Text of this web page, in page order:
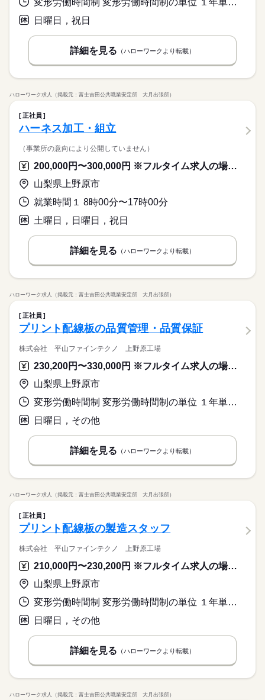
変形労働時間制 変形労働時間制の単位 １年単位 就業時間１ 8時00分〜17時00分 就業時間に関する特記事項 実働５時間（休憩６０分）
日曜日，祝日
詳細を見る （ハローワークより転載）
ハローワーク求人（掲載元：富士吉田公共職業安定所 大月出張所）
正社員
ハーネス加工・組立
（事業所の意向により公開していません）
200,000円〜300,000円 ※フルタイム求人の場合は月額（換算額）、パート求人の場合は時間額を表示しています。
山梨県上野原市
就業時間１ 8時00分〜17時00分
土曜日，日曜日，祝日
詳細を見る （ハローワークより転載）
ハローワーク求人（掲載元：富士吉田公共職業安定所 大月出張所）
正社員
プリント配線板の品質管理・品質保証
株式会社 平山ファインテクノ 上野原工場
230,200円〜330,000円 ※フルタイム求人の場合は月額（換算額）、パート求人の場合は時間額を表示しています。
山梨県上野原市
変形労働時間制 変形労働時間制の単位 １年単位 就業時間１ 8時25分〜17時10分
日曜日，その他
詳細を見る （ハローワークより転載）
ハローワーク求人（掲載元：富士吉田公共職業安定所 大月出張所）
正社員
プリント配線板の製造スタッフ
株式会社 平山ファインテクノ 上野原工場
210,000円〜230,200円 ※フルタイム求人の場合は月額（換算額）、パート求人の場合は時間額を表示しています。
山梨県上野原市
変形労働時間制 変形労働時間制の単位 １年単位 就業時間１ 8時25分〜17時10分 就業時間２ 20時25分〜5時10分
日曜日，その他
詳細を見る （ハローワークより転載）
ハローワーク求人（掲載元：富士吉田公共職業安定所 大月出張所）